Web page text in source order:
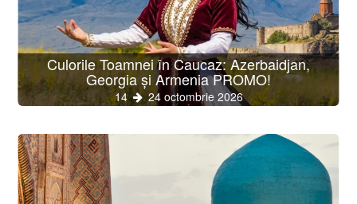
Culorile Toamnei în Caucaz: Azerbaidjan,
Georgia și Armenia PROMO!
14 24 octombrie 2026